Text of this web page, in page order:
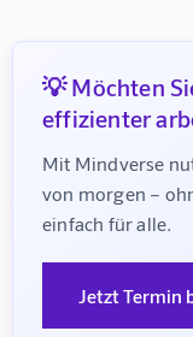
💡 Möchten
effizienter
Mit Mindverse
von morgen –
einfach für alle.
Jetzt Termin